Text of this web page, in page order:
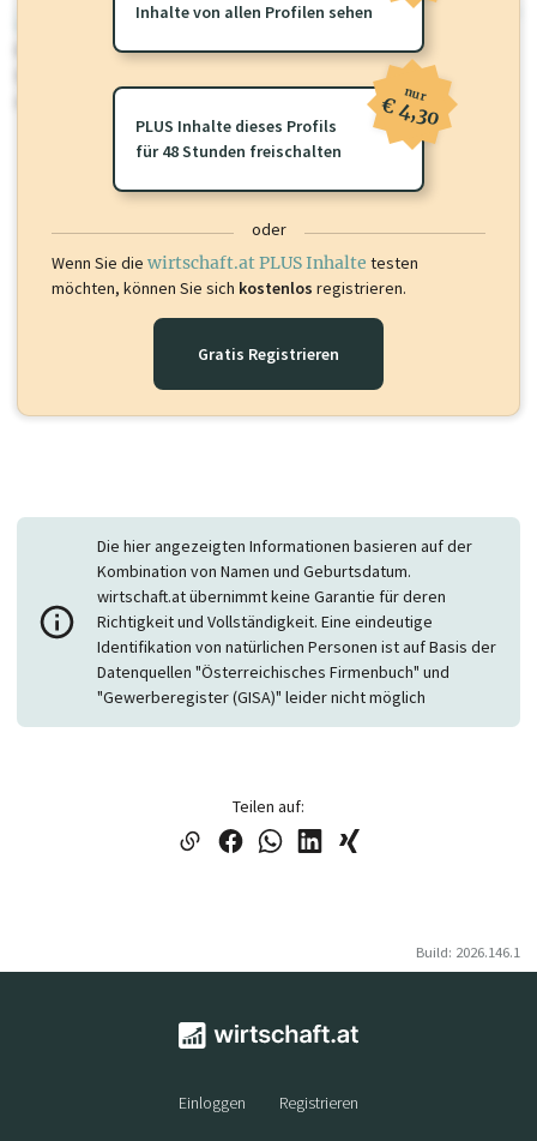
wirtschaft.at PLUS
Für dieses Profil gibt es zusätzlichewirtschaft.at PLUS Inhalte
Sie momentan nicht einsehen können. Schalten Sie dieses Profil frei
oder loggen Sie sich ein um diese Inhalte zu sehen.
Inhalte von allen Profilen sehen
PLUS Inhalte dieses Profils
für 48 Stunden freischalten
nur
€ 4,30
oder
Wenn Sie die wirtschaft.at PLUS Inhalte testen
möchten, können Sie sich kostenlos registrieren.
Gratis Registrieren
Die hier angezeigten Informationen basieren auf der
Kombination von Namen und Geburtsdatum.
wirtschaft.at übernimmt keine Garantie für deren
Richtigkeit und Vollständigkeit. Eine eindeutige
Identifikation von natürlichen Personen ist auf Basis der
Datenquellen "Österreichisches Firmenbuch" und
"Gewerberegister (GISA)" leider nicht möglich
Teilen auf:
Build: 2026.146.1
Einloggen Registrieren